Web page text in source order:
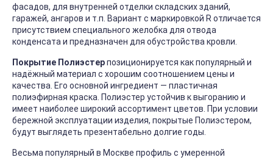
фасадов, для внутренней отделки складских зданий,
гаражей, ангаров и т.п. Вариант с маркировкой R отличается
присутствием специального желобка для отвода
конденсата и предназначен для обустройства кровли.
Покрытие Полиэстерпозиционируется как популярный и
надёжный материал с хорошим соотношением цены и
качества. Его основной ингредиент — пластичная
полиэфирная краска. Полиэстер устойчив к выгоранию и
имеет наиболее широкий ассортимент цветов. При условии
бережной эксплуатации изделия, покрытые Полиэстером,
будут выглядеть презентабельно долгие годы.
Весьма популярный в Москве профиль с умеренной